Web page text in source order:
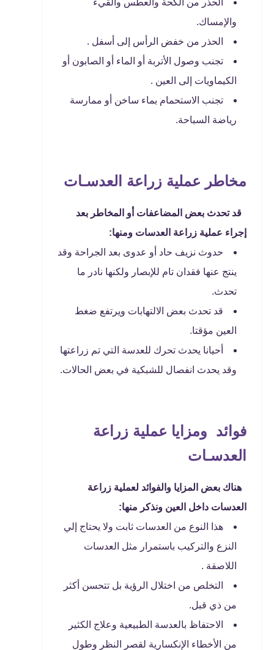
الحذر من الكحة والعطس والقيء
والإمساك.
الحذر من خفض الرأس إلى أسفل .
تجنب وصول الأتربة أو الماء أو الصابون أو
الكيماويات إلى العين .
تجنب الاستحمام بماء ساخن أو ممارسة
رياضة السباحة.
مخاطر عملية زراعة العدسـات
قد تحدث بعض المضاعفات أو المخاطر بعد
إجراء عملية زراعة العدسات ومنها:
حدوث نزيف حاد أو عدوى بعد الجراحة وقد
ينتج عنها فقدان تام للإبصار ولكنها نادر ما
تحدث.
قد تحدث بعض الالتهابات ويرتفع ضغط
العين مؤقتا.
أحيانا يحدث تحرك للعدسة التي تم زراعتها
وقد يحدث انفصال للشبكية في بعض الحالات.
فوائد ومزايا عملية زراعة
العدسـات
هناك بعض المزايا والفوائد لعملية زراعة
العدسات داخل العين ونذكر منها:
هذا النوع من العدسات ثابت ولا يحتاج إلي
النزع والتركيب باستمرار مثل العدسات
اللاصقة .
التخلص من اختلال الرؤية بل تتحسن أكثر
من ذي قبل.
الاحتفاظ بالعدسة الطبيعية وعلاج الكثير
من الأخطاء الإنكسارية لقصر النظر وطول